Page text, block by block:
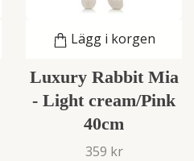
Lägg i korgen
Luxury Rabbit Mia
- Light cream/Pink
40cm
359 kr